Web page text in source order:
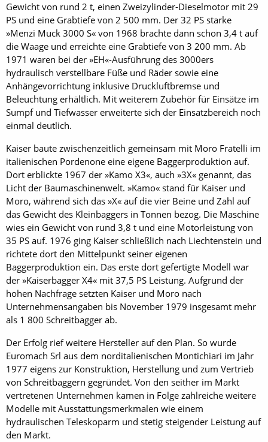
Gewicht von rund 2 t, einen Zweizylinder-Dieselmotor mit 29
PS und eine Grabtiefe von 2 500 mm. Der 32 PS starke
»Menzi Muck 3000 S« von 1968 brachte dann schon 3,4 t auf
die Waage und erreichte eine Grabtiefe von 3 200 mm. Ab
1971 waren bei der »EH«-Ausführung des 3000ers
hydraulisch verstellbare Füße und Räder sowie eine
Anhängevorrichtung inklusive Druckluftbremse und
Beleuchtung erhältlich. Mit weiterem Zubehör für Einsätze im
Sumpf und Tiefwasser erweiterte sich der Einsatzbereich noch
einmal deutlich.
Kaiser baute zwischenzeitlich gemeinsam mit Moro Fratelli im
italienischen Pordenone eine eigene Baggerproduktion auf.
Dort erblickte 1967 der »Kamo X3«, auch »3X« genannt, das
Licht der Baumaschinenwelt. »Kamo« stand für Kaiser und
Moro, während sich das »X« auf die vier Beine und Zahl auf
das Gewicht des Kleinbaggers in Tonnen bezog. Die Maschine
wies ein Gewicht von rund 3,8 t und eine Motorleistung von
35 PS auf. 1976 ging Kaiser schließlich nach Liechtenstein und
richtete dort den Mittelpunkt seiner eigenen
Baggerproduktion ein. Das erste dort gefertigte Modell war
der »Kaiserbagger X4« mit 37,5 PS Leistung. Aufgrund der
hohen Nachfrage setzten Kaiser und Moro nach
Unternehmensangaben bis November 1979 insgesamt mehr
als 1 800 Schreitbagger ab.
Der Erfolg rief weitere Hersteller auf den Plan. So wurde
Euromach Srl aus dem norditalienischen Montichiari im Jahr
1977 eigens zur Konstruktion, Herstellung und zum Vertrieb
von Schreitbaggern gegründet. Von den seither im Markt
vertretenen Unternehmen kamen in Folge zahlreiche weitere
Modelle mit Ausstattungsmerkmalen wie einem
hydraulischen Teleskoparm und stetig steigender Leistung auf
den Markt.